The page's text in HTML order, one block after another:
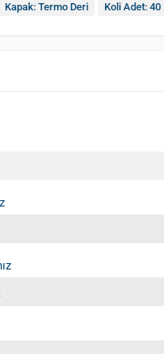
Kapak: Termo Deri
Koli Adet: 40